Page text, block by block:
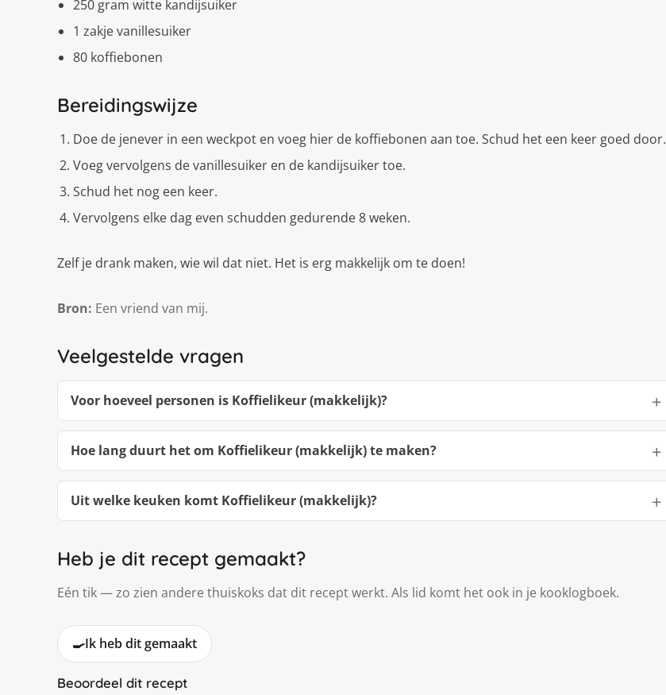
250 gram witte kandijsuiker
1 zakje vanillesuiker
80 koffiebonen
Bereidingswijze
Doe de jenever in een weckpot en voeg hier de koffiebonen aan toe. Schud het een keer goed door.
Voeg vervolgens de vanillesuiker en de kandijsuiker toe.
Schud het nog een keer.
Vervolgens elke dag even schudden gedurende 8 weken.
Zelf je drank maken, wie wil dat niet. Het is erg makkelijk om te doen!
Bron: Een vriend van mij.
Veelgestelde vragen
Voor hoeveel personen is Koffielikeur (makkelijk)?
Hoe lang duurt het om Koffielikeur (makkelijk) te maken?
Uit welke keuken komt Koffielikeur (makkelijk)?
Heb je dit recept gemaakt?
Eén tik — zo zien andere thuiskoks dat dit recept werkt. Als lid komt het ook in je kooklogboek.
🍳Ik heb dit gemaakt
Beoordeel dit recept